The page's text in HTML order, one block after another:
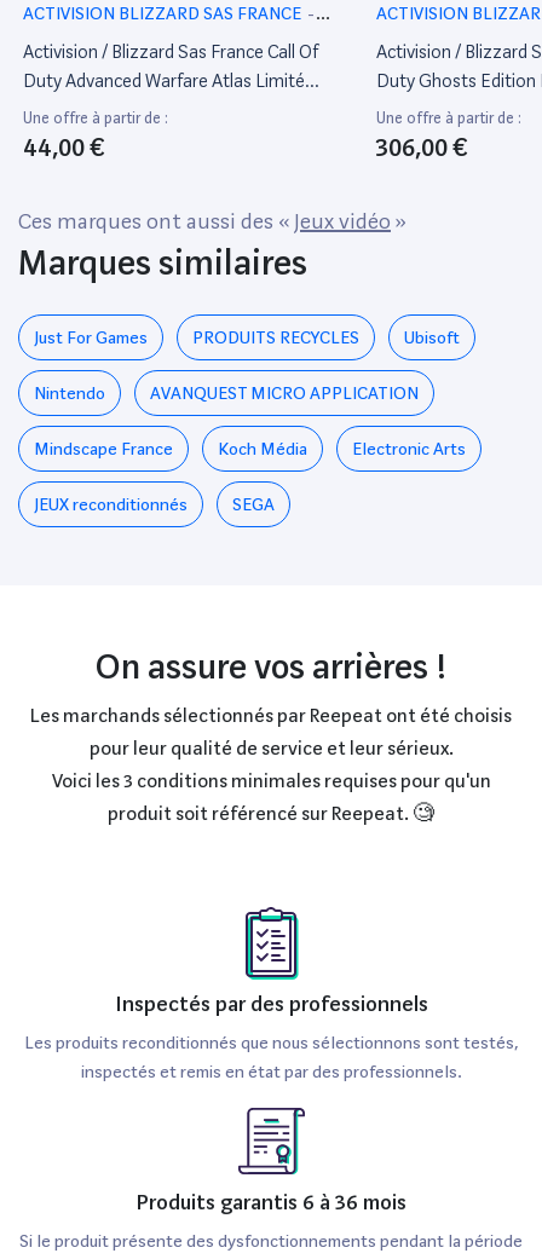
ACTIVISION BLIZZARD SAS FRANCE -
Jeux vidéo
Activision / Blizzard Sas France Call Of
Duty Advanced Warfare Atlas Limité
Edition PS4
Une offre à partir de :
44,00 €
ACTIVISION
Jeux vidéo
Activision / Blizzard
Duty Ghosts Edition
Une offre à partir de :
306,00 €
Ces marques ont aussi des « Jeux vidéo »
Marques similaires
Just For Games PRODUITS RECYCLES Ubisoft
Nintendo AVANQUEST MICRO APPLICATION
Mindscape France Koch Média Electronic Arts
JEUX reconditionnés SEGA
On assure vos arrières !
Les marchands sélectionnés par Reepeat ont été choisis
pour leur qualité de service et leur sérieux.
Voici les 3 conditions minimales requises pour qu'un
produit soit référencé sur Reepeat. 🧐
Inspectés par des professionnels
Les produits reconditionnés que nous sélectionnons sont testés,
inspectés et remis en état par des professionnels.
Produits garantis 6 à 36 mois
Si le produit présente des dysfonctionnements pendant la période